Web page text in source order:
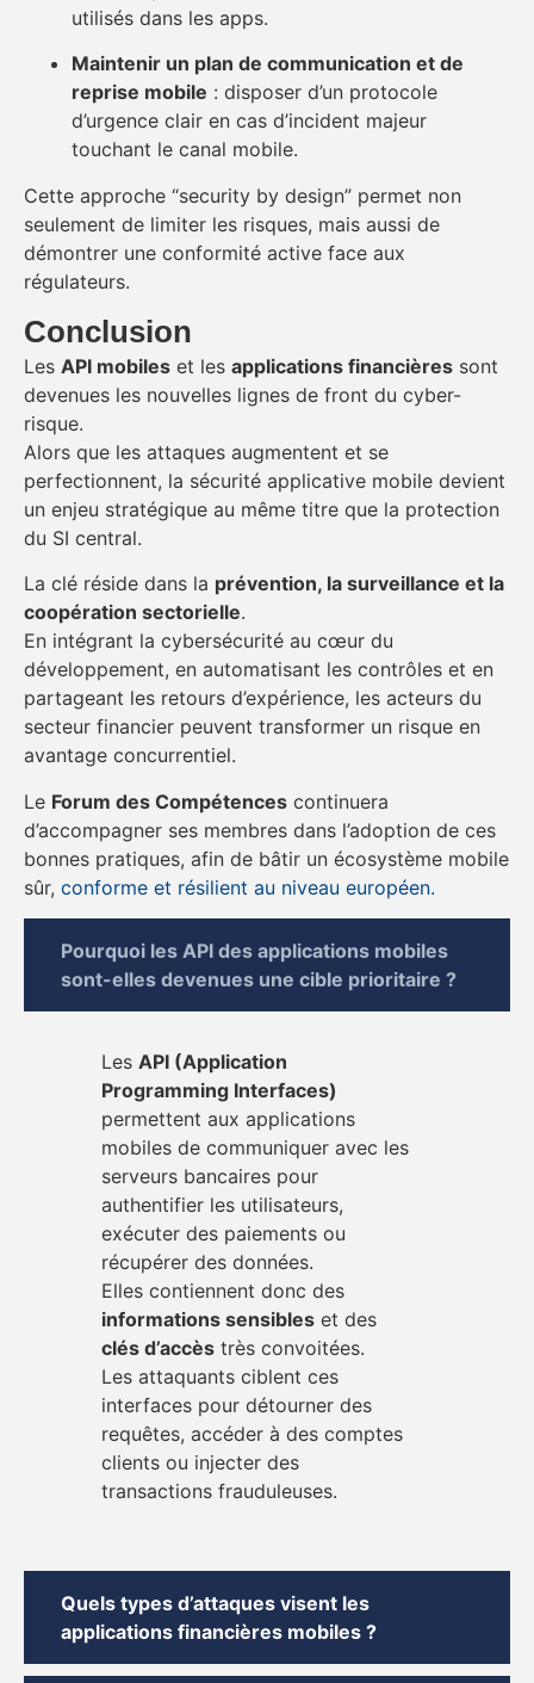
utilisés dans les apps.
Maintenir un plan de communication et de
reprise mobile : disposer d’un protocole
d’urgence clair en cas d’incident majeur
touchant le canal mobile.
Cette approche “security by design” permet non
seulement de limiter les risques, mais aussi de
démontrer une conformité active face aux
régulateurs.
Conclusion
Les API mobiles et les applications financières sont
devenues les nouvelles lignes de front du cyber-
risque.
Alors que les attaques augmentent et se
perfectionnent, la sécurité applicative mobile devient
un enjeu stratégique au même titre que la protection
du SI central.
La clé réside dans la prévention, la surveillance et la
coopération sectorielle.
En intégrant la cybersécurité au cœur du
développement, en automatisant les contrôles et en
partageant les retours d’expérience, les acteurs du
secteur financier peuvent transformer un risque en
avantage concurrentiel.
Le Forum des Compétences continuera
d’accompagner ses membres dans l’adoption de ces
bonnes pratiques, afin de bâtir un écosystème mobile
sûr, conforme et résilient au niveau européen.
Pourquoi les API des applications mobiles
sont-elles devenues une cible prioritaire ?
Les API (Application
Programming Interfaces)
permettent aux applications
mobiles de communiquer avec les
serveurs bancaires pour
authentifier les utilisateurs,
exécuter des paiements ou
récupérer des données.
Elles contiennent donc des
informations sensibles et des
clés d’accès très convoitées.
Les attaquants ciblent ces
interfaces pour détourner des
requêtes, accéder à des comptes
clients ou injecter des
transactions frauduleuses.
Quels types d’attaques visent les
applications financières mobiles ?